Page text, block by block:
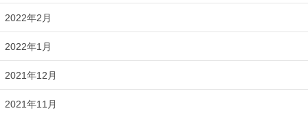
2022年2月
2022年1月
2021年12月
2021年11月